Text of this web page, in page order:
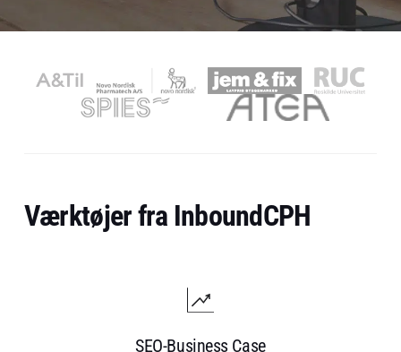
Værktøjer fra InboundCPH
SEO-Business Case